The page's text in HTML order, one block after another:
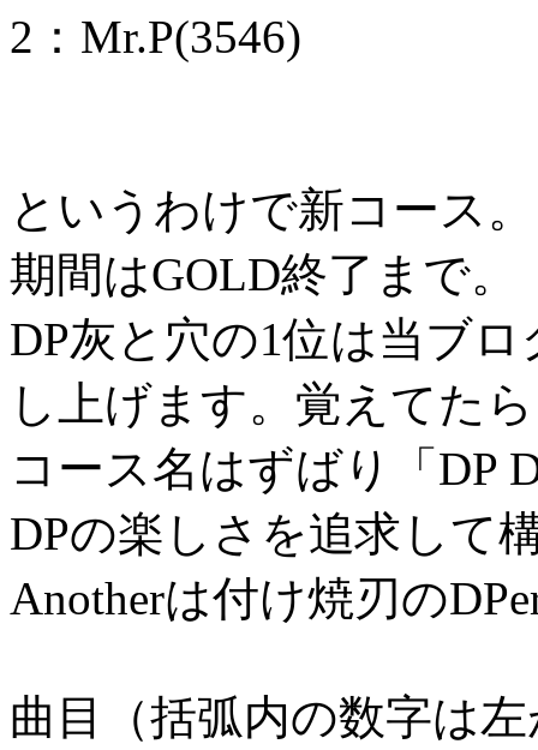
2：Mr.P(3546)
というわけで新コース。
期間はGOLD終了まで。
DP灰と穴の1位は当ブ
し上げます。覚えてた
コース名はずばり「DP
DPの楽しさを追求して
Anotherは付け焼刃の
曲目（括弧内の数字は